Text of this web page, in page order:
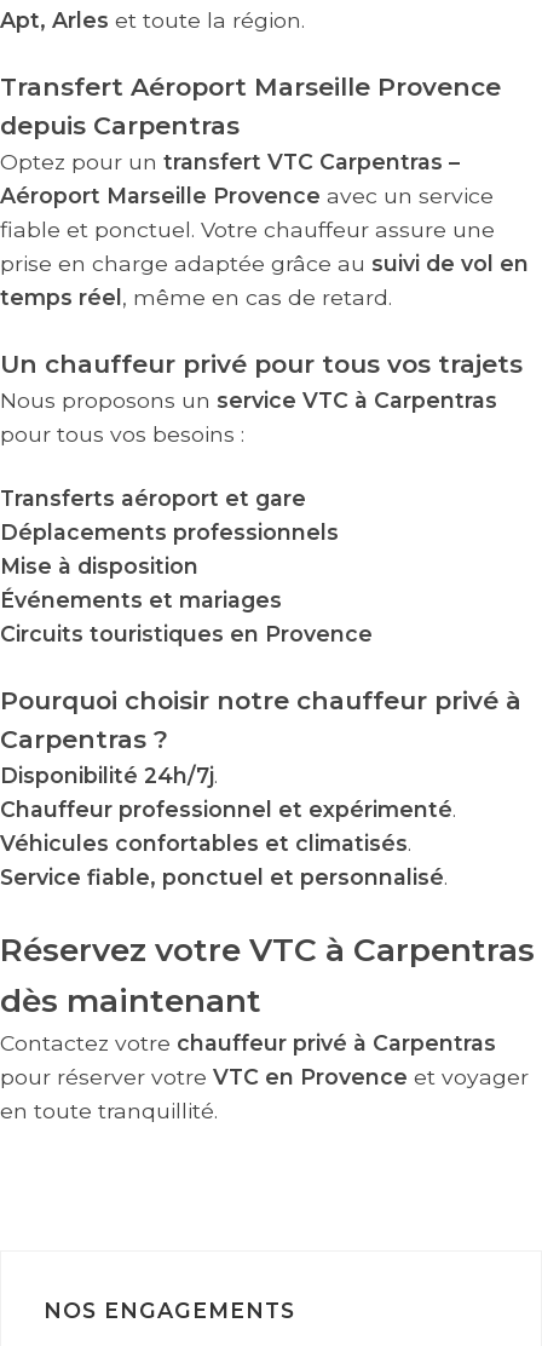
Apt, Arles et toute la région.
Transfert Aéroport Marseille Provence
depuis Carpentras
Optez pour un transfert VTC Carpentras –
Aéroport Marseille Provence avec un service
fiable et ponctuel. Votre chauffeur assure une
prise en charge adaptée grâce au suivi de vol en
temps réel , même en cas de retard.
Un chauffeur privé pour tous vos trajets
Nous proposons un service VTC à Carpentras
pour tous vos besoins :
Transferts aéroport et gare
Déplacements professionnels
Mise à disposition
Événements et mariages
Circuits touristiques en Provence
Pourquoi choisir notre chauffeur privé à
Carpentras ?
Disponibilité 24h/7j.
Chauffeur professionnel et expérimenté.
Véhicules confortables et climatisés.
Service fiable, ponctuel et personnalisé.
Réservez votre VTC à Carpentras
dès maintenant
Contactez votre chauffeur privé à Carpentras
pour réserver votre VTC en Provence et voyager
en toute tranquillité.
NOS ENGAGEMENTS